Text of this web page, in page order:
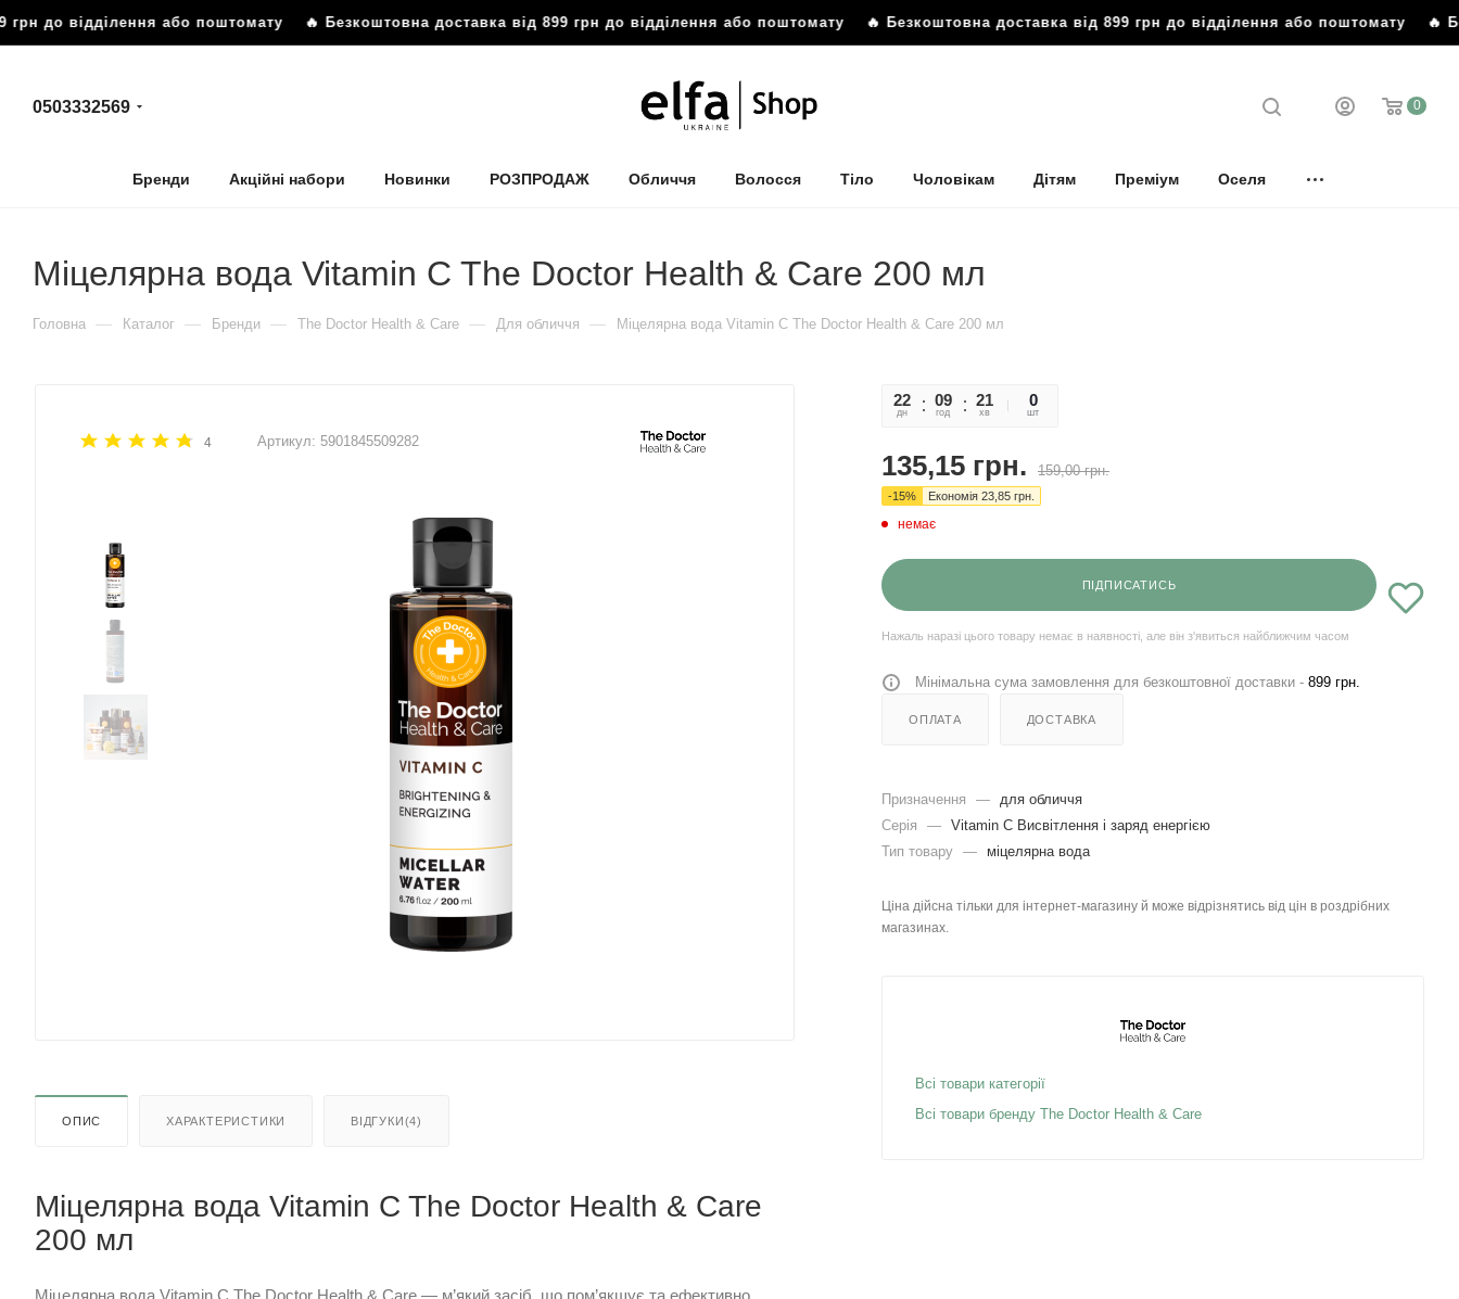
до відділення або поштомату🔥 Безкоштовна доставка від 899 грн до відділення або поштомату🔥 Безкоштовна доставка від 899 грн до відділення або поштомату🔥
0503332569 0
Бренди Акційні набори Новинки РОЗПРОДАЖ Обличчя Волосся Тіло Чоловікам Дітям Преміум Оселя
Міцелярна вода Vitamin C The Doctor Health & Care 200 мл
Головна — Каталог — Бренди — The Doctor Health & Care — Для обличчя — Міцелярна вода Vitamin C The Doctor Health & Care 200 мл
4 Артикул: 5901845509282
ОПИС ХАРАКТЕРИСТИКИ ВІДГУКИ(4)
Міцелярна вода Vitamin C The Doctor Health & Care
200 мл
22
дн
09
год
21
хв
06
сек
0
шт
135,15 грн. 159,00грн.
-15% Економія 23,85 грн.
немає
ПІДПИСАТИСЬ
Нажаль наразі цього товару немає в наявності, але він з'явиться найближчим часом
Мінімальна сума замовлення для безкоштовної доставки - 899 грн.
ОПЛАТА ДОСТАВКА
Призначення —
для обличчя
Серія
— Vitamin C Висвітлення і заряд енергією
Тип товару — міцелярна вода
Ціна дійсна тільки для інтернет-магазину й може відрізнятись від цін в роздрібних
магазинах.
Всі товари категорії
Всі товари бренду The Doctor Health & Care